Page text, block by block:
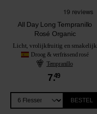
All Day Long Tempranillo
Rosé Organic
Licht, vrolijkfruitig en smakelijk
Droog & verfrissend rosé
Tempranillo
7.49
BESTEL